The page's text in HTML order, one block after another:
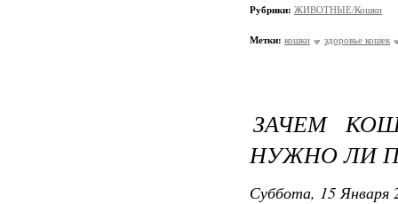
Рубрики: ЖИВОТНЫЕ/Кошки
Метки: кошки здоровье кошек
ЗАЧЕМ
НУЖНО ЛИ
Суббота, 15 Января